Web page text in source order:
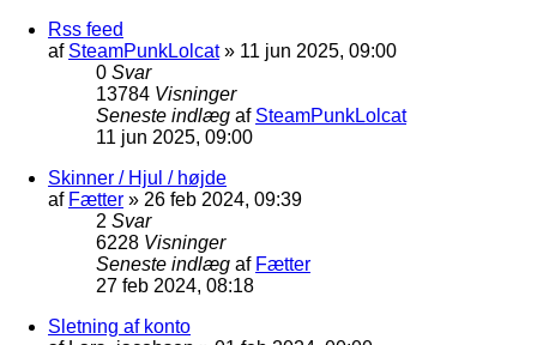
Rss feed
af SteamPunkLolcat» 11 jun 2025, 09:00
0 Svar
13784 Visninger
Seneste indlæg af SteamPunkLolcat
11 jun 2025, 09:00
Skinner / Hjul / højde
af Fætter » 26 feb 2024, 09:39
2 Svar
6228 Visninger
Seneste indlæg af Fætter
27 feb 2024, 08:18
Sletning af konto